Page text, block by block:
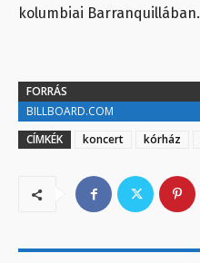
kolumbiai Barranquillában.
FORRÁS
BILLBOARD.COM
CÍMKÉK
koncert kórház